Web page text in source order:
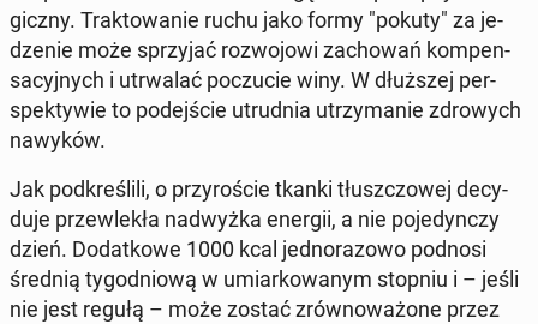
gicz­ny. Trak­to­wa­nie ruchu jako formy "pokuty" za je­
dze­nie może sprzy­jać roz­wo­jo­wi za­cho­wań kom­pen­
sa­cyj­nych i utrwa­lać po­czu­cie winy. W dłuż­szej per­
spek­ty­wie to po­dej­ście utrud­nia utrzy­ma­nie zdro­wych
nawyków.
Jak pod­kre­śli­li, o przy­ro­ście tkanki tłusz­czo­wej de­cy­
du­je prze­wle­kła nad­wyż­ka energii, a nie po­je­dyn­czy
dzień. Do­dat­ko­we 1000 kcal jed­no­ra­zo­wo podnosi
średnią ty­go­dnio­wą w umiar­ko­wa­nym stopniu i – jeśli
nie jest regułą – może zostać zrów­no­wa­żo­ne przez